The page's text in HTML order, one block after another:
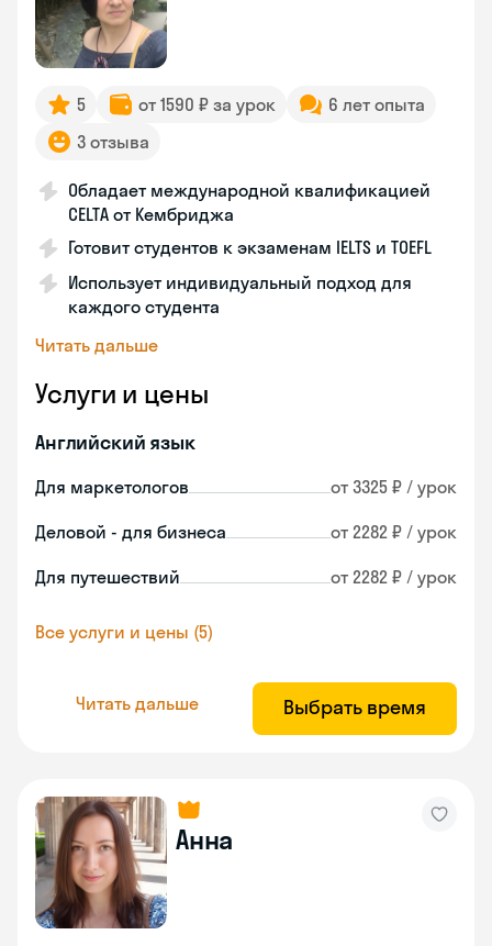
5 от 1590 ₽ за урок
6 лет опыта
3 отзыва
Обладает международной квалификацией
CELTA от Кембриджа
Готовит студентов к экзаменам IELTS и TOEFL
Использует индивидуальный подход для
каждого студента
Читать дальше
Услуги и цены
Английский язык
Для маркетологов от 3325 ₽ / урок
Деловой - для бизнеса от 2282 ₽ / урок
Для путешествий от 2282 ₽ / урок
Все услуги и цены (5)
Читать дальше Выбрать время
Анна